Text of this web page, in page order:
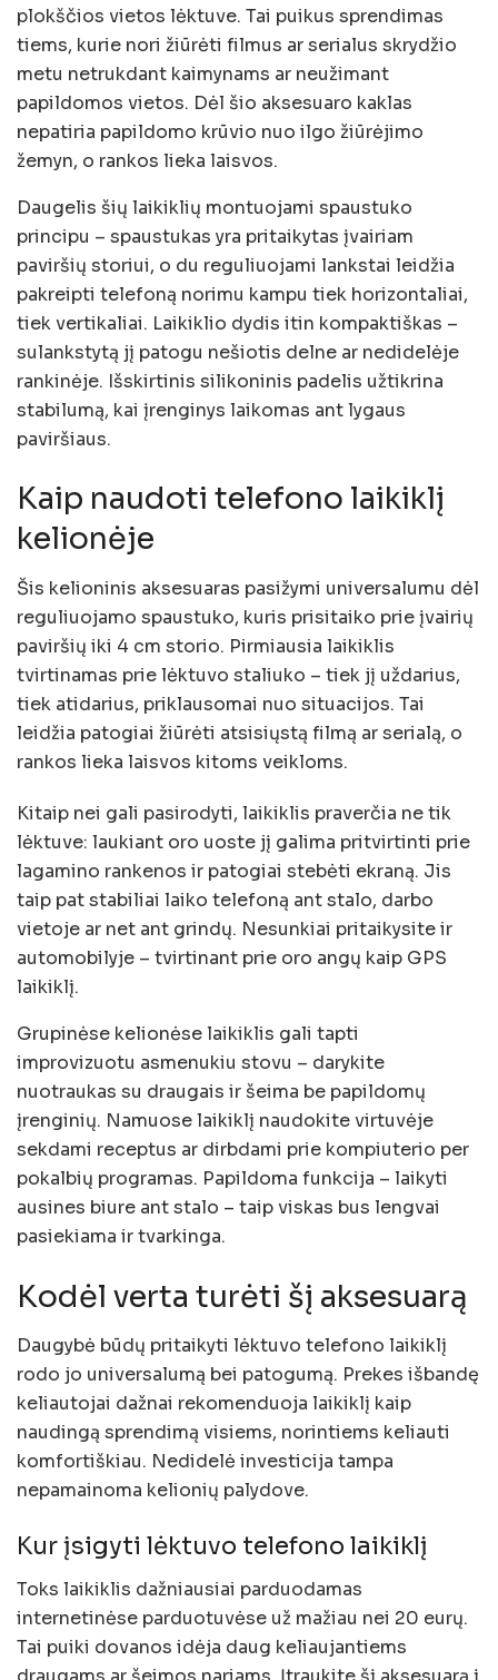
plokščios vietos lėktuve. Tai puikus sprendimas
tiems, kurie nori žiūrėti filmus ar serialus skrydžio
metu netrukdant kaimynams ar neužimant
papildomos vietos. Dėl šio aksesuaro kaklas
nepatiria papildomo krūvio nuo ilgo žiūrėjimo
žemyn, o rankos lieka laisvos.
Daugelis šių laikiklių montuojami spaustuko
principu – spaustukas yra pritaikytas įvairiam
paviršių storiui, o du reguliuojami lankstai leidžia
pakreipti telefoną norimu kampu tiek horizontaliai,
tiek vertikaliai. Laikiklio dydis itin kompaktiškas –
sulankstytą jį patogu nešiotis delne ar nedidelėje
rankinėje. Išskirtinis silikoninis padelis užtikrina
stabilumą, kai įrenginys laikomas ant lygaus
paviršiaus.
Kaip naudoti telefono laikiklį
kelionėje
Šis kelioninis aksesuaras pasižymi universalumu dėl
reguliuojamo spaustuko, kuris prisitaiko prie įvairių
paviršių iki 4 cm storio. Pirmiausia laikiklis
tvirtinamas prie lėktuvo staliuko – tiek jį uždarius,
tiek atidarius, priklausomai nuo situacijos. Tai
leidžia patogiai žiūrėti atsisiųstą filmą ar serialą, o
rankos lieka laisvos kitoms veikloms.
Kitaip nei gali pasirodyti, laikiklis praverčia ne tik
lėktuve: laukiant oro uoste jį galima pritvirtinti prie
lagamino rankenos ir patogiai stebėti ekraną. Jis
taip pat stabiliai laiko telefoną ant stalo, darbo
vietoje ar net ant grindų. Nesunkiai pritaikysite ir
automobilyje – tvirtinant prie oro angų kaip GPS
laikiklį.
Grupinėse kelionėse laikiklis gali tapti
improvizuotu asmenukiu stovu – darykite
nuotraukas su draugais ir šeima be papildomų
įrenginių. Namuose laikiklį naudokite virtuvėje
sekdami receptus ar dirbdami prie kompiuterio per
pokalbių programas. Papildoma funkcija – laikyti
ausines biure ant stalo – taip viskas bus lengvai
pasiekiama ir tvarkinga.
Kodėl verta turėti šį aksesuarą
Daugybė būdų pritaikyti lėktuvo telefono laikiklį
rodo jo universalumą bei patogumą. Prekes išbandę
keliautojai dažnai rekomenduoja laikiklį kaip
naudingą sprendimą visiems, norintiems keliauti
komfortiškiau. Nedidelė investicija tampa
nepamainoma kelionių palydove.
Kur įsigyti lėktuvo telefono laikiklį
Toks laikiklis dažniausiai parduodamas
internetinėse parduotuvėse už mažiau nei 20 eurų.
Tai puiki dovanos idėja daug keliaujantiems